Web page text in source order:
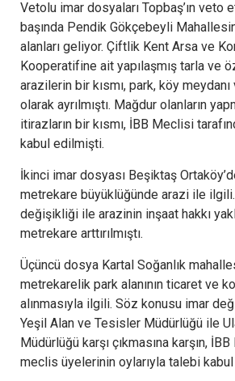
Vetolu imar dosyaları Topbaş’ın veto
başında Pendik Gökçebeyli
alanları geliyor. Çiftlik Kent Arsa ve
Kooperatifine ait yapılaşmış tarla ve
arazilerin bir kısmı, park, köy
olarak ayrılmıştı. Mağdur olanların
itirazların bir kısmı, İBB Meclisi
kabul edilmişti.
İkinci imar dosyası Beşiktaş
metrekare büyüklüğünde arazi ile
değişikliği ile arazinin inşaat hakkı
metrekare arttırılmıştı.
Üçüncü dosya Kartal Soğanlık
metrekarelik park alanının ticaret ve
alınmasıyla ilgili. Söz konusu imar
Yeşil Alan ve Tesisler Müdürlüğü ile
Müdürlüğü karşı çıkmasına karşın,
meclis üyelerinin oylarıyla talebi